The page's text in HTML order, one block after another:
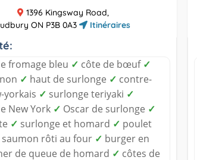
1396 Kingsway Road,
ON P3B 0A3
Itinéraires
fromage bleu ✓ côte de bœuf ✓
✓ haut de surlonge ✓ contre-
yorkais ✓ surlonge teriyaki ✓
New York ✓ Oscar de surlonge ✓
✓ surlonge et homard ✓ poulet
saumon rôti au four ✓ burger en
de queue de homard ✓ côtes de